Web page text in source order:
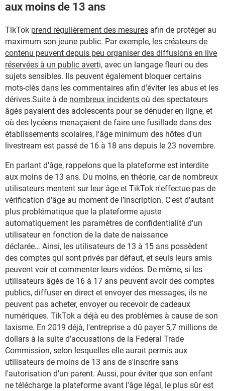
aux moins de 13 ans
TikTok prend régulièrement des mesures afin de protéger au
maximum son jeune public. Par exemple, les créateurs de
contenu peuvent depuis peu organiser des diffusions en live
réservées à un public averti, avec un langage fleuri ou des
sujets sensibles. Ils peuvent également bloquer certains
mots-clés dans les commentaires afin d'éviter les abus et les
dérives.Suite à de nombreux incidents où des spectateurs
âgés payaient des adolescents pour se dénuder en ligne, et
où des lycéens menaçaient de faire une fusillade dans des
établissements scolaires, l'âge minimum des hôtes d'un
livestream est passé de 16 à 18 ans depuis le 23 novembre.
En parlant d'âge, rappelons que la plateforme est interdite
aux moins de 13 ans. Du moins, en théorie, car de nombreux
utilisateurs mentent sur leur âge et TikTok n'effectue pas de
vérification d'âge au moment de l’inscription. C'est d'autant
plus problématique que la plateforme ajuste
automatiquement les paramètres de confidentialité d'un
utilisateur en fonction de la date de naissance
déclarée… Ainsi, les utilisateurs de 13 à 15 ans possèdent
des comptes qui sont privés par défaut, et seuls leurs amis
peuvent voir et commenter leurs vidéos. De même, si les
utilisateurs âgés de 16 à 17 ans peuvent avoir des comptes
publics, diffuser en direct et envoyer des messages, ils ne
peuvent pas acheter, envoyer ou recevoir de cadeaux
numériques. TikTok a déjà eu des problèmes à cause de son
laxisme. En 2019 déjà, l'entreprise a dû payer 5,7 millions de
dollars à la suite d'accusations de la Federal Trade
Commission, selon lesquelles elle aurait permis aux
utilisateurs de moins de 13 ans de s'inscrire sans
l'autorisation d'un parent. Aussi, pour éviter que son enfant
ne télécharge la plateforme avant l'âge légal, le plus sûr est